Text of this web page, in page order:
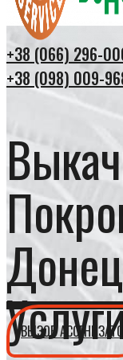
+38 (066) 296-
+38 (098) 009-
ВЫЗОВ